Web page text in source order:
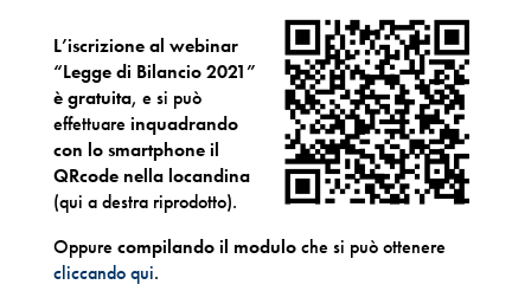
L’iscrizione al webinar
“Legge di Bilancio 2021”
è gratuita, e si può
effettuare inquadrando
con lo smartphone il
QRcode nella locandina
(qui a destra riprodotto).
Oppure compilando il moduloche si può ottenere
cliccando qui.